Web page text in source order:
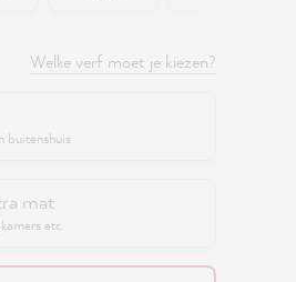
Welke verf moet je kiezen?
buitenshuis
mat
etc.